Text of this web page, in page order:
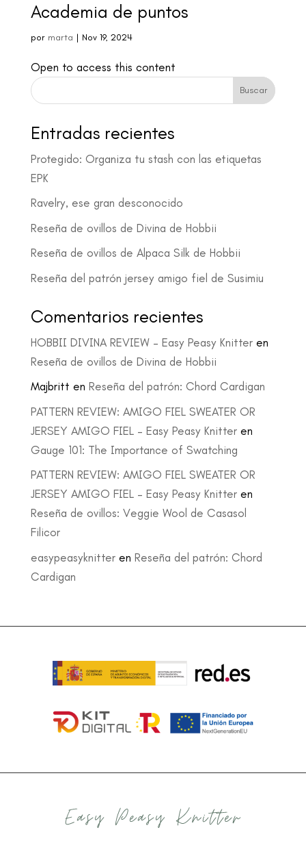
Academia de puntos
por marta | Nov 19, 2024
Open to access this content
Buscar
Entradas recientes
Protegido: Organiza tu stash con las etiquetas
EPK
Ravelry, ese gran desconocido
Reseña de ovillos de Divina de Hobbii
Reseña de ovillos de Alpaca Silk de Hobbii
Reseña del patrón jersey amigo fiel de Susimiu
Comentarios recientes
HOBBII DIVINA REVIEW – Easy Peasy Knitteren
Reseña de ovillos de Divina de Hobbii
Majbritt en Reseña del patrón: Chord Cardigan
PATTERN REVIEW: AMIGO FIEL SWEATER OR
JERSEY AMIGO FIEL – Easy Peasy Knitteren
Gauge 101: The Importance of Swatching
PATTERN REVIEW: AMIGO FIEL SWEATER OR
JERSEY AMIGO FIEL – Easy Peasy Knitteren
Reseña de ovillos: Veggie Wool de Casasol
Filicor
easypeasyknitteren Reseña del patrón: Chord
Cardigan